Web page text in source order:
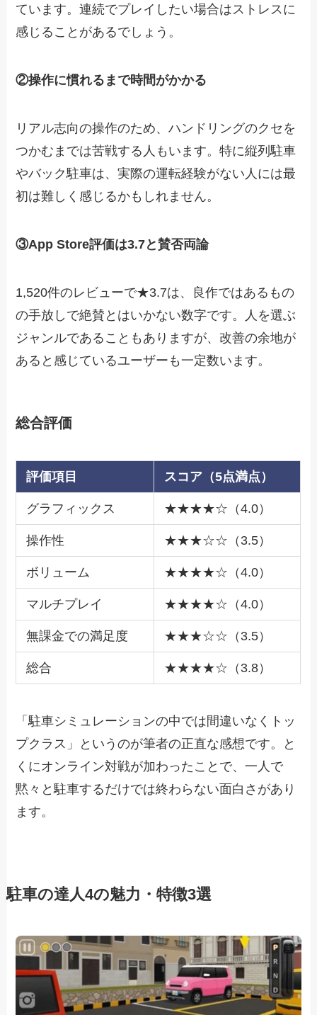
ています。連続でプレイしたい場合はストレスに
感じることがあるでしょう。
②操作に慣れるまで時間がかかる
リアル志向の操作のため、ハンドリングのクセを
つかむまでは苦戦する人もいます。特に縦列駐車
やバック駐車は、実際の運転経験がない人には最
初は難しく感じるかもしれません。
③App Store評価は3.7と賛否両論
1,520件のレビューで★3.7は、良作ではあるもの
の手放しで絶賛とはいかない数字です。人を選ぶ
ジャンルであることもありますが、改善の余地が
あると感じているユーザーも一定数います。
総合評価
評価項目 スコア（5点満点）
グラフィックス ★★★★☆（4.0）
操作性 ★★★☆☆（3.5）
ボリューム ★★★★☆（4.0）
マルチプレイ ★★★★☆（4.0）
無課金での満足度 ★★★☆☆（3.5）
総合 ★★★★☆（3.8）
「駐車シミュレーションの中では間違いなくトッ
プクラス」というのが筆者の正直な感想です。と
くにオンライン対戦が加わったことで、一人で
黙々と駐車するだけでは終わらない面白さがあり
ます。
駐車の達人4の魅力・特徴3選